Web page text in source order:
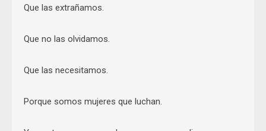
Que las extrañamos.
Que no las olvidamos.
Que las necesitamos.
Porque somos mujeres que luchan.